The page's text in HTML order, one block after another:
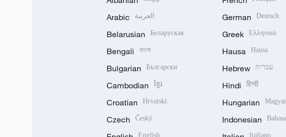
Arabic العربية
Belarusian Беларуская
Bengali বাংলা
Bulgarian Български
Cambodian ខ្មែរ
Croatian Hrvatski
Czech Český
English
German Deutsch
Greek Ελληνικά
Hausa Hausa
Hebrew עברית
Hindi हिन्दी
Hungarian Magyar
Indonesian
Italiano